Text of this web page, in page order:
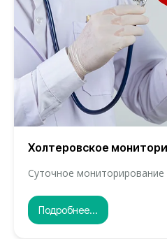
Холтеровское
Суточное мониторирование
Подробнее...